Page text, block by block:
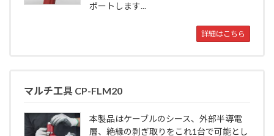
ポートします...
詳細はこちら
マルチ工具 CP-FLM20
本製品はケーブルのシース、外部半導電
層、絶縁の剥ぎ取りをこれ1台で可能とし